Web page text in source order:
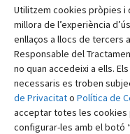
Utilitzem cookies pròpies i
millora de l’experiència
enllaços a llocs de tercers
Responsable del
no quan accedeixi a ells.
necessaris es troben
de Privacitato Política de
acceptar totes les cookies
configurar-les amb el botó
gener 2024
desembre 2023
novembre 2023
octubre 2023
setembre 2023